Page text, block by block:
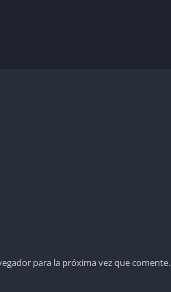
para la próxima vez que comente.